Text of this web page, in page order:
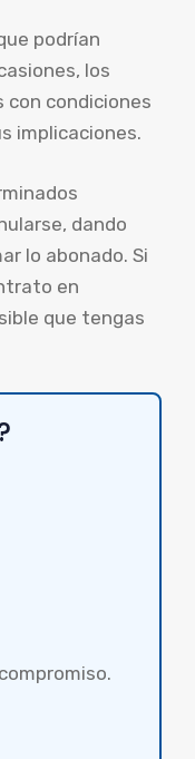
podrían
los
condiciones
implicaciones.
dando
lo abonado. Si
en
que tengas